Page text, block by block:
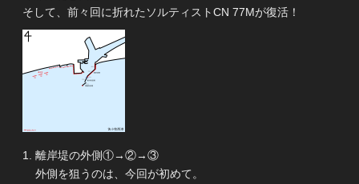
そして、前々回に折れたソルティストCN 77Mが復活！
離岸堤の外側①→②→③
外側を狙うのは、今回が初めて。